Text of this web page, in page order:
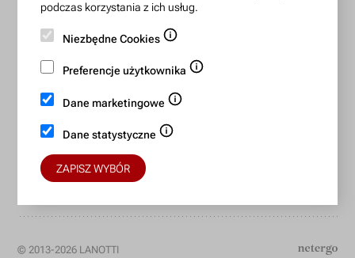
Konto bankowe:
BIC/SWIFT: BREXPLPWMBK
Bezpieczne płatności:
© 2013-2026 LANOTTI
podczas korzystania z ich usług.
Niezbędne Cookies
Preferencje użytkownika
Dane marketingowe
Dane statystyczne
ZAPISZ WYBÓR